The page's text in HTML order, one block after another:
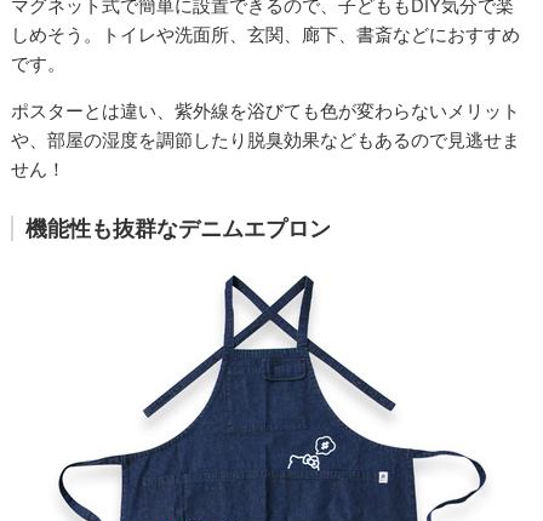
マグネット式で簡単に設置できるので、子どももDIY気分で楽
しめそう。トイレや洗面所、玄関、廊下、書斎などにおすすめ
です。
ポスターとは違い、紫外線を浴びても色が変わらないメリット
や、部屋の湿度を調節したり脱臭効果などもあるので見逃せま
せん！
機能性も抜群なデニムエプロン